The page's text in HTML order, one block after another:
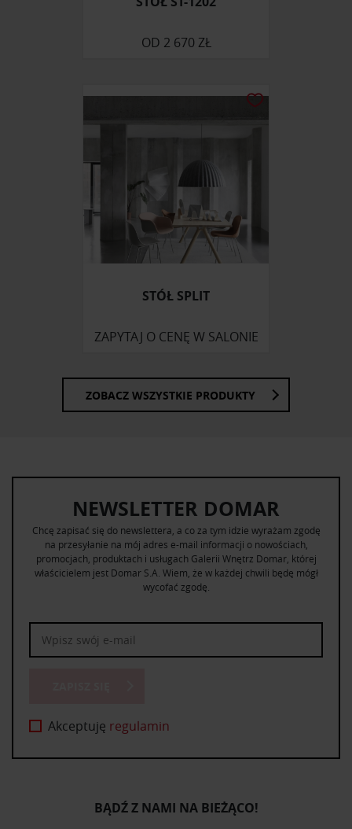
OD 2 670 ZŁ
STÓŁ SPLIT
ZAPYTAJ O CENĘ W SALONIE
ZOBACZ WSZYSTKIE PRODUKTY
NEWSLETTER DOMAR
Chcę zapisać się do newslettera, a co za tym idzie wyrażam zgodę
na przesyłanie na mój adres e-mail informacji o nowościach,
promocjach, produktach i usługach Galerii Wnętrz Domar, której
właścicielem jest Domar S.A. Wiem, że w każdej chwili będę mógł
wycofać zgodę.
Akceptuję regulamin
BĄDŹ Z NAMI NA BIEŻĄCO!